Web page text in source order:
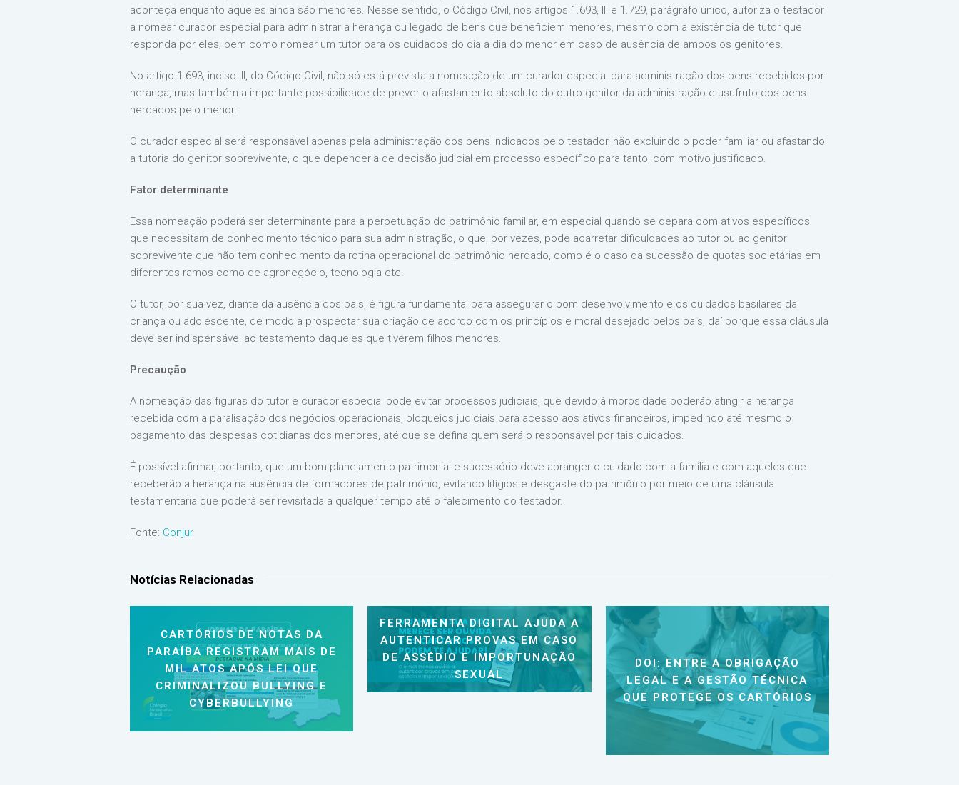
aconteça enquanto aqueles ainda são menores. Nesse sentido, o Código Civil, nos artigos 1.693, III e 1.729, parágrafo único, autoriza o testador
a nomear curador especial para administrar a herança ou legado de bens que beneficiem menores, mesmo com a existência de tutor que
responda por eles; bem como nomear um tutor para os cuidados do dia a dia do menor em caso de ausência de ambos os genitores.
No artigo 1.693, inciso III, do Código Civil, não só está prevista a nomeação de um curador especial para administração dos bens recebidos por
herança, mas também a importante possibilidade de prever o afastamento absoluto do outro genitor da administração e usufruto dos bens
herdados pelo menor.
O curador especial será responsável apenas pela administração dos bens indicados pelo testador, não excluindo o poder familiar ou afastando
a tutoria do genitor sobrevivente, o que dependeria de decisão judicial em processo específico para tanto, com motivo justificado.
Fator determinante
Essa nomeação poderá ser determinante para a perpetuação do patrimônio familiar, em especial quando se depara com ativos específicos
que necessitam de conhecimento técnico para sua administração, o que, por vezes, pode acarretar dificuldades ao tutor ou ao genitor
sobrevivente que não tem conhecimento da rotina operacional do patrimônio herdado, como é o caso da sucessão de quotas societárias em
diferentes ramos como de agronegócio, tecnologia etc.
O tutor, por sua vez, diante da ausência dos pais, é figura fundamental para assegurar o bom desenvolvimento e os cuidados basilares da
criança ou adolescente, de modo a prospectar sua criação de acordo com os princípios e moral desejado pelos pais, daí porque essa cláusula
deve ser indispensável ao testamento daqueles que tiverem filhos menores.
Precaução
A nomeação das figuras do tutor e curador especial pode evitar processos judiciais, que devido à morosidade poderão atingir a herança
recebida com a paralisação dos negócios operacionais, bloqueios judiciais para acesso aos ativos financeiros, impedindo até mesmo o
pagamento das despesas cotidianas dos menores, até que se defina quem será o responsável por tais cuidados.
É possível afirmar, portanto, que um bom planejamento patrimonial e sucessório deve abranger o cuidado com a família e com aqueles que
receberão a herança na ausência de formadores de patrimônio, evitando litígios e desgaste do patrimônio por meio de uma cláusula
testamentária que poderá ser revisitada a qualquer tempo até o falecimento do testador.
Fonte: Conjur
Notícias Relacionadas
CARTÓRIOS DE NOTAS DA
PARAÍBA REGISTRAM MAIS DE
MIL ATOS APÓS LEI QUE
CRIMINALIZOU BULLYING E
CYBERBULLYING
FERRAMENTA DIGITAL AJUDA A
AUTENTICAR PROVAS EM CASO
DE ASSÉDIO E IMPORTUNAÇÃO
SEXUAL
DOI: ENTRE A OBRIGAÇÃO
LEGAL E A GESTÃO TÉCNICA
QUE PROTEGE OS CARTÓRIOS